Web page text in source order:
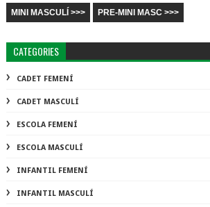
MINI MASCULÍ >>> PRE-MINI MASC >>>
CATEGORIES
CADET FEMENÍ
CADET MASCULÍ
ESCOLA FEMENÍ
ESCOLA MASCULÍ
INFANTIL FEMENÍ
INFANTIL MASCULÍ